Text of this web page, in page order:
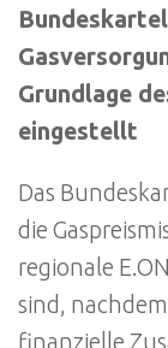
Grundlage
eingestellt
Das
die
regionale
sind,
finanzielle